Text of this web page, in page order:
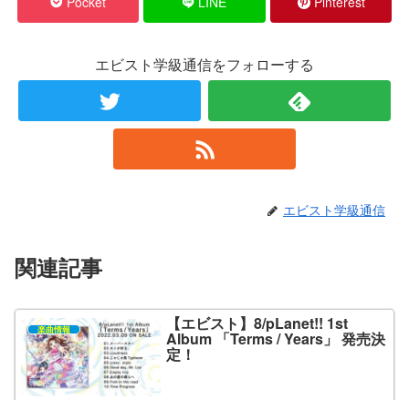
エビスト学級通信をフォローする
エビスト学級通信
関連記事
楽曲情報 【エビスト】8/pLanet!! 1st
Album 「Terms / Years」 発売決
定！